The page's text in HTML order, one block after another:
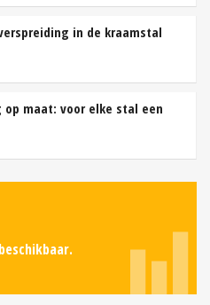
verspreiding in de kraamstal
op maat: voor elke stal een